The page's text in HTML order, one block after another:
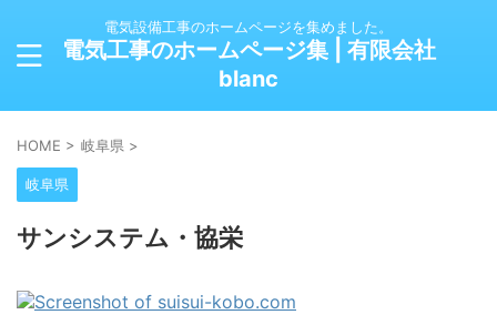
電気設備工事のホームページを集めました。
電気工事のホームページ集 | 有限会社
blanc
HOME > 岐阜県 >
岐阜県
サンシステム・協栄